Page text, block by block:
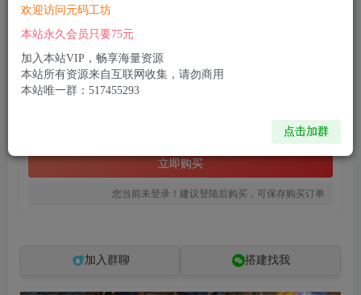
此内容为付费资源，请付费后查看
8
免费
立即购买
您当前未登录！建议登陆后购买，可保存购买订单
付费资源
加入群聊 搭建找我
欢迎访问元码工坊
本站永久会员只要75元
加入本站VIP，畅享海量资源
本站所有资源来自互联网收集，请勿商用
本站唯一群：517455293
点击加群